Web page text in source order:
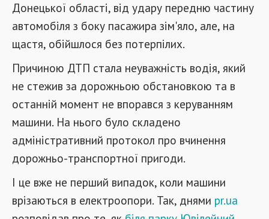
Донецької області, від удару передню частину
автомобіля з боку пасажира зім'яло, але, на
щастя, обійшлося без потерпілих.
Причиною ДТП стала неуважність водія, який
не стежив за дорожньою обстановкою та в
останній момент не впорався з керуванням
машини. На нього було складено
адміністративний протокол про вчинення
дорожньо-транспортної пригоди.
І це вже не перший випадок, коли машини
врізаються в електроопори. Так, днями pr.ua